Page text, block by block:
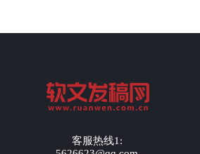
客服热线1: